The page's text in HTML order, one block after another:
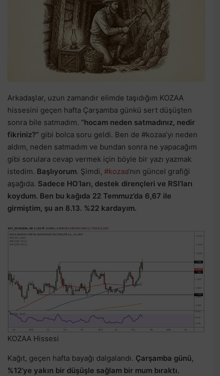
Arkadaşlar, uzun zamandır elimde taşıdığım KOZAA
hissesini geçen hafta Çarşamba günkü sert düşüşten
sonra bile satmadım. “hocam neden satmadınız, nedir
fikriniz?” gibi bolca soru geldi. Ben de #kozaa’yı neden
aldım, neden satmadım ve bundan sonra ne yapacağım
gibi sorulara cevap vermek için böyle bir yazı yazmak
istedim. Başlıyorum. Şimdi, #kozaa‘nın güncel grafiği
aşağıda. Sadece HO’ları, destek dirençleri ve RSI’ları
koydum. Ben bu kağıda 22 Temmuz’da 6,67 ile
girmiştim, şu an 8.13. %22 kardayım.
KOZAA Hissesi
Kağıt, geçen hafta bayağı dalgalandı. Çarşamba günü,
%12’ye yakın bir düşüşle sağlam bir mum bıraktı.